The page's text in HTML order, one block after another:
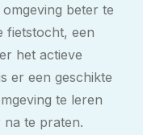
beter te
fietstocht, een
het actieve
er een geschikte
te leren
te praten.